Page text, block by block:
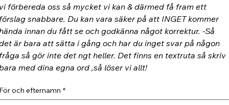
förbereda oss så mycket vi kan & därmed få fram ett
snabbare. Du kan vara säker på att INGET kommer
innan du fått se och godkänna något korrektur. -Så
är bara att sätta i gång och har du inget svar på någon
så gör inte det ngt heller. Det finns en textruta så skriv
med dina egna ord ,så löser vi allt!
och efternamn *